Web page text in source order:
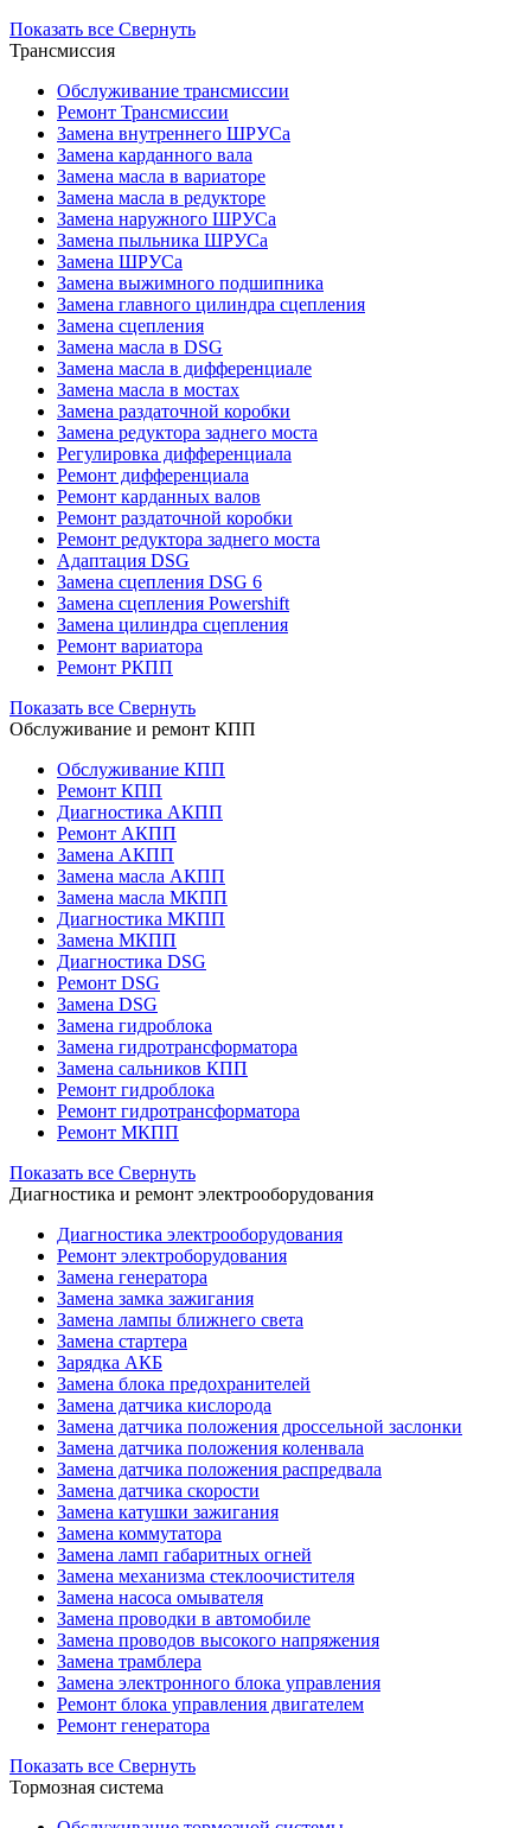
Показать все Свернуть
Трансмиссия
Обслуживание трансмиссии
Ремонт Трансмиссии
Замена внутреннего ШРУСа
Замена карданного вала
Замена масла в вариаторе
Замена масла в редукторе
Замена наружного ШРУСа
Замена пыльника ШРУСа
Замена ШРУСа
Замена выжимного подшипника
Замена главного цилиндра сцепления
Замена сцепления
Замена масла в DSG
Замена масла в дифференциале
Замена масла в мостах
Замена раздаточной коробки
Замена редуктора заднего моста
Регулировка дифференциала
Ремонт дифференциала
Ремонт карданных валов
Ремонт раздаточной коробки
Ремонт редуктора заднего моста
Адаптация DSG
Замена сцепления DSG 6
Замена сцепления Powershift
Замена цилиндра сцепления
Ремонт вариатора
Ремонт РКПП
Показать все Свернуть
Обслуживание и ремонт КПП
Обслуживание КПП
Ремонт КПП
Диагностика АКПП
Ремонт АКПП
Замена АКПП
Замена масла АКПП
Замена масла МКПП
Диагностика МКПП
Замена МКПП
Диагностика DSG
Ремонт DSG
Замена DSG
Замена гидроблока
Замена гидротрансформатора
Замена сальников КПП
Ремонт гидроблока
Ремонт гидротрансформатора
Ремонт МКПП
Показать все Свернуть
Диагностика и ремонт электрооборудования
Диагностика электрооборудования
Ремонт электроборудования
Замена генератора
Замена замка зажигания
Замена лампы ближнего света
Замена стартера
Зарядка АКБ
Замена блока предохранителей
Замена датчика кислорода
Замена датчика положения дроссельной заслонки
Замена датчика положения коленвала
Замена датчика положения распредвала
Замена датчика скорости
Замена катушки зажигания
Замена коммутатора
Замена ламп габаритных огней
Замена механизма стеклоочистителя
Замена насоса омывателя
Замена проводки в автомобиле
Замена проводов высокого напряжения
Замена трамблера
Замена электронного блока управления
Ремонт блока управления двигателем
Ремонт генератора
Показать все Свернуть
Тормозная система